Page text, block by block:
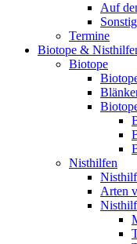
Auf
Termine
Biotope &
Biotope
Nisthilfen
Arten